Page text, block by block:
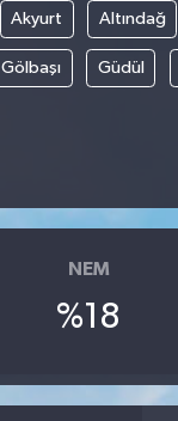
Akyurt Altındağ
Gölbaşı Güdül
NEM
%18